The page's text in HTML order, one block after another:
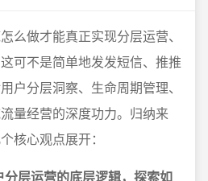
么做才能真正实现分层运营、
可不是简单地发发短信、推推
户分层洞察、生命周期管理、
量经营的深度功力。归纳来
核心观点展开：
层运营的底层逻辑，探索如